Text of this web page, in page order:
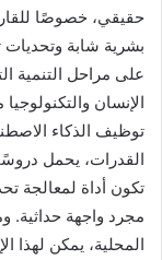
حقيقي، خصوصًا
بشرية شابة وتحديات
على مراحل التنمية
الإنسان
توظيف الذكاء
القدرات، يحمل
تكون أداة لمعالجة
مجرد واجهة حداثية.
المحلية، يمكن لهذا